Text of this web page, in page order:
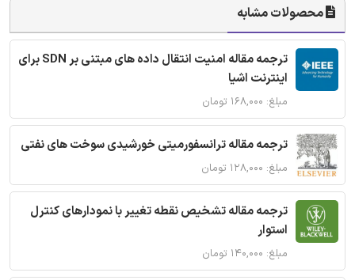
محصولات مشابه
ترجمه مقاله امنیت انتقال داده های مبتنی بر SDN برای
اینترنت اشیا
مبلغ: ۱۶۸,۰۰۰ تومان
ترجمه مقاله ترانسفورمیتی خورشیدی سوخت های نفتی
مبلغ: ۱۲۸,۰۰۰ تومان
ترجمه مقاله تشخیص نقطه تغییر با نمودارهای کنترل
استوار
مبلغ: ۱۴۰,۰۰۰ تومان